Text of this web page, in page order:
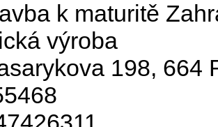
k maturitě
výroba
198, 664